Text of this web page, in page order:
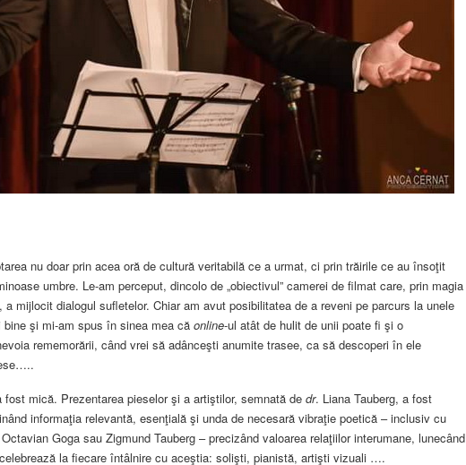
nu doar prin acea oră de cultură veritabilă ce a urmat, ci prin trăirile ce au însoţit
umbre. Le-am perceput, dincolo de „obiectivul” camerei de filmat care, prin magia
mijlocit dialogul sufletelor. Chiar am avut posibilitatea de a reveni pe parcurs la unele
bine şi mi-am spus în sinea mea căonline-ul atât de hulit de unii poate fi şi o
rememorării, când vrei să adânceşti anumite trasee, ca să descoperi în ele
mică. Prezentarea pieselor şi a artiştilor, semnată dedr. Liana Tauberg, a fost
informaţia relevantă, esenţială şi unda de necesară vibraţie poetică – inclusiv cu
Goga sau Zigmund Tauberg – precizând valoarea relaţiilor interumane, lunecând
la fiecare întâlnire cu aceştia: solişti, pianistă, artişti vizuali ….